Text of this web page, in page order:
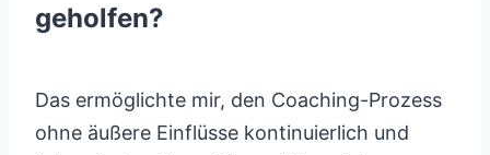
geholfen?
Das ermöglichte mir, den Coaching-Prozess
ohne äußere Einflüsse kontinuierlich und